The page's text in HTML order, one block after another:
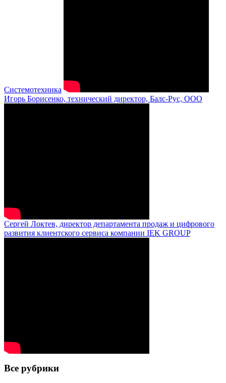
Системотехника
Игорь Борисенко, технический директор, Балс-Рус, ООО
Сергей Локтев, директор департамента продаж и цифрового
развития клиентского сервиса компании IEK GROUP
Все рубрики